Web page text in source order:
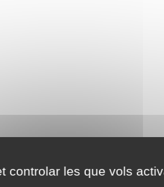
controlar les que vols